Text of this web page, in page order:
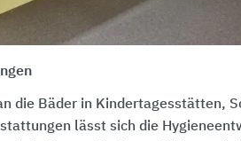
die Bäder in Kindertagesstätten,
lässt sich die